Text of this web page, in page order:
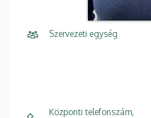
Szervezeti egység
Központi telefonszám,